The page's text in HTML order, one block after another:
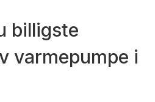
billigste
varmepumpe i